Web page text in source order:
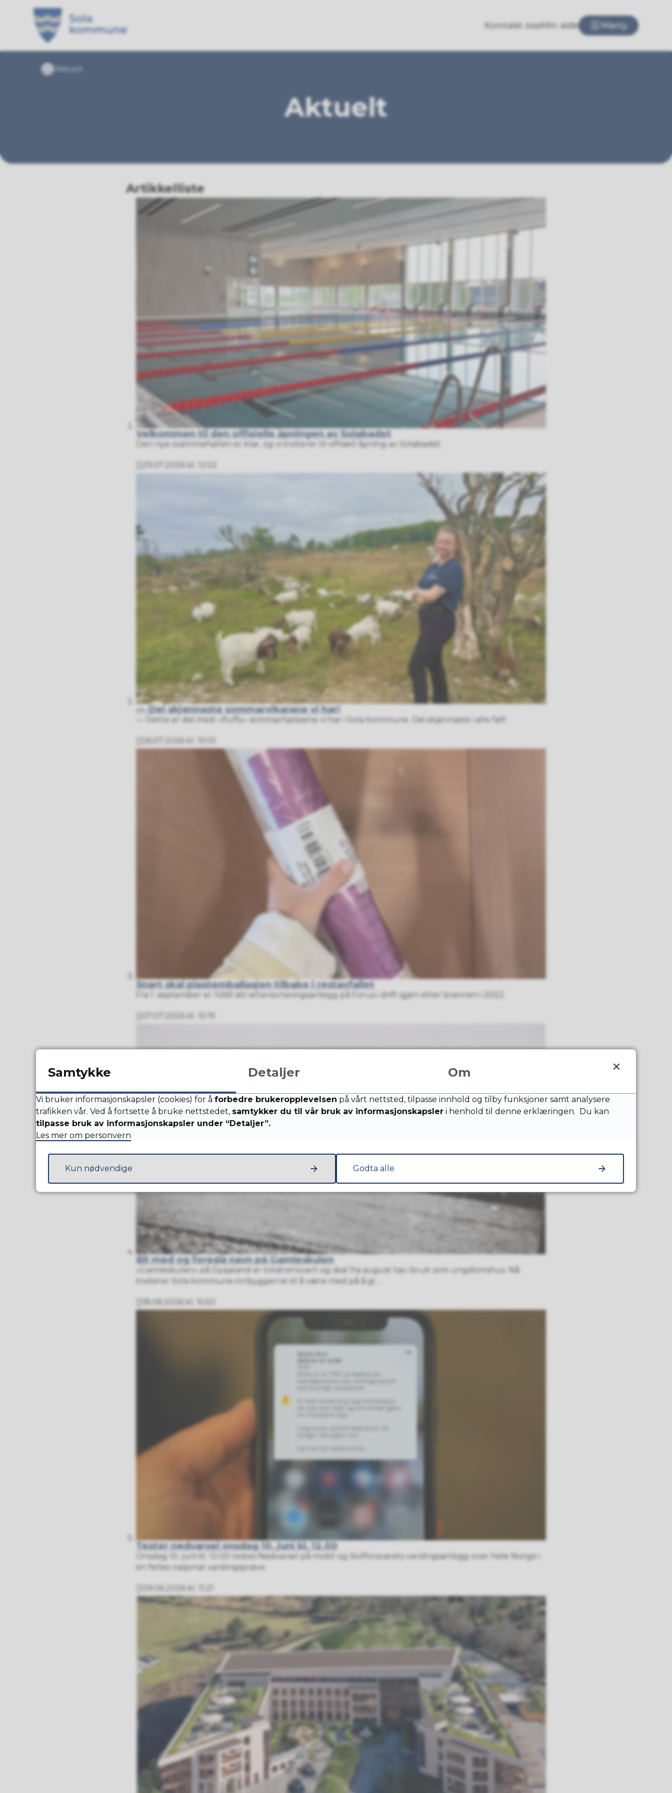
Sola kommune
Kontakt ossMin side Meny
Du er her:
Forside
Aktuelt
Aktuelt
Artikkelliste
Velkommen til den offisielle åpningen av Solabadet
Den nye svømmehallen er klar, og vi inviterer til offisiell åpning av Solabadet.
Publisert
29.07.2026 kl. 12:52
— Dei skjønnaste sommarvikarane vi har!
— Dette er dei mest «fluffy» sommarhjelpene vi har i Sola kommune. Dei skjønnaste i alle fall!
Publisert
26.07.2026 kl. 10:01
Snart skal plastemballasjen tilbake i restavfallet
Fra 1. september er IVAR sitt ettersorteringsanlegg på Forus i drift igjen etter brannen i 2022.
07.07.2026 kl. 15:19
Bli med og foreslå navn på Gamleskulen
«Gamleskulen» på Dysjaland er totalrenovert og skal fra august tas i bruk som ungdomshus. Nå
inviterer Sola kommune innbyggerne til å være med på å gi ...
Publisert
18.06.2026 kl. 15:50
Tester nødvarsel onsdag 10. juni kl. 12.00
Onsdag 10. juni kl. 12.00 testes Nødvarsel på mobil og Sivilforsvarets varslingsanlegg over hele Norge i
en felles nasjonal varslingsprøve.
Publisert
09.06.2026 kl. 11:21
Samtykke Detaljer Om
Vi bruker informasjonskapsler (cookies) for å forbedre brukeropplevelsen på vårt nettsted, tilpasse innhold og tilby funksjoner samt analysere
trafikken vår. Ved å fortsette å bruke nettstedet, samtykker du til vår bruk av informasjonskapsler i henhold til denne erklæringen. Du kan
tilpasse bruk av informasjonskapsler under “Detaljer”.
Les mer om personvern
Kun nødvendige Godta alle